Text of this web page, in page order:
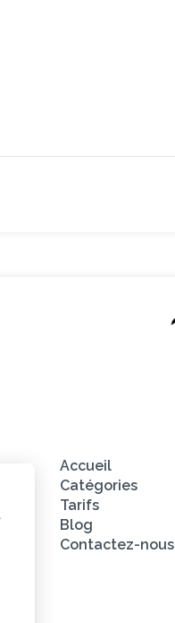
Accueil
Catégories
Tarifs
Blog
Contactez-nous